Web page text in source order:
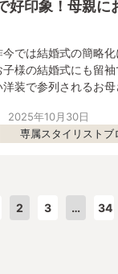
好印象！母親に
今では結婚式の簡略
子様の結婚式にも留
洋装で参列されるお
2025年10月30日
専属スタイリストブ
2 3 … 34